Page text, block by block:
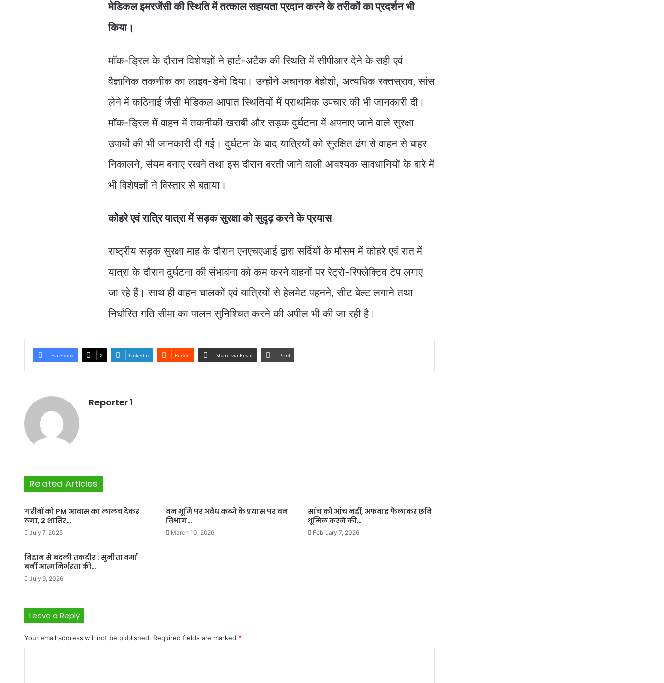
मेडिकल इमरजेंसी की स्थिति में तत्काल सहायता प्रदान करने के तरीकों का प्रदर्शन भी
किया।
मॉक-ड्रिल के दौरान विशेषज्ञों ने हार्ट-अटैक की स्थिति में सीपीआर देने के सही एवं
वैज्ञानिक तकनीक का लाइव-डेमो दिया। उन्होंने अचानक बेहोशी, अत्यधिक रक्तस्राव, सांस
लेने में कठिनाई जैसी मेडिकल आपात स्थितियों में प्राथमिक उपचार की भी जानकारी दी।
मॉक-ड्रिल में वाहन में तकनीकी खराबी और सड़क दुर्घटना में अपनाए जाने वाले सुरक्षा
उपायों की भी जानकारी दी गई। दुर्घटना के बाद यात्रियों को सुरक्षित ढंग से वाहन से बाहर
निकालने, संयम बनाए रखने तथा इस दौरान बरती जाने वाली आवश्यक सावधानियों के बारे में
भी विशेषज्ञों ने विस्तार से बताया।
कोहरे एवं रात्रि यात्रा में सड़क सुरक्षा को सुदृढ़ करने के प्रयास
राष्ट्रीय सड़क सुरक्षा माह के दौरान एनएचएआई द्वारा सर्दियों के मौसम में कोहरे एवं रात में
यात्रा के दौरान दुर्घटना की संभावना को कम करने वाहनों पर रेट्रो-रिफ्लेक्टिव टेप लगाए
जा रहे हैं। साथ ही वाहन चालकों एवं यात्रियों से हेलमेट पहनने, सीट बेल्ट लगाने तथा
निर्धारित गति सीमा का पालन सुनिश्चित करने की अपील भी की जा रही है।
Facebook X LinkedIn Reddit Share via Email Print
Reporter 1
Related Articles
गरीबों को PM आवास का लालच देकर
ठगा, 2 शातिर…
July 7, 2025
वन भूमि पर अवैध कब्जे के प्रयास पर वन
विभाग…
March 10, 2026
सांच को आंच नहीं, अफवाह फैलाकर छवि
धूमिल करने की…
February 7, 2026
बिहान से बदली तकदीर : सुनीता वर्मा
बनीं आत्मनिर्भरता की…
July 9, 2026
Leave a Reply
Your email address will not be published. Required fields are marked *